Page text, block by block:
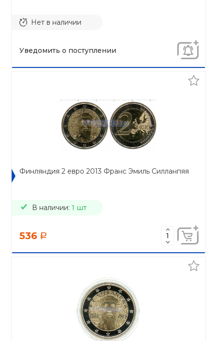
Нет в наличии
Уведомить о поступлении
Финляндия 2 евро 2013 Франс Эмиль Силланпяя
В наличии: 1 шт
536 a